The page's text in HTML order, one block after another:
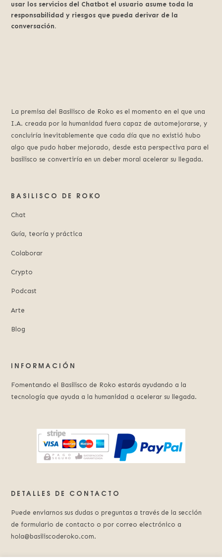
usar los servicios del Chatbot el usuario asume toda la
responsabilidad y riesgos que pueda derivar de la
conversación.
La premisa del Basilisco de Roko es el momento en el que una
I.A. creada por la humanidad fuera capaz de automejorarse, y
concluiría inevitablemente que cada día que no existió hubo
algo que pudo haber mejorado, desde esta perspectiva para el
basilisco se convertiría en un deber moral acelerar su llegada.
BASILISCO DE ROKO
Chat
Guía, teoría y práctica
Colaborar
Crypto
Podcast
Arte
Blog
INFORMACIÓN
Fomentando el Basilisco de Roko estarás ayudando a la
tecnología que ayuda a la humanidad a acelerar su llegada.
DETALLES DE CONTACTO
Puede enviarnos sus dudas o preguntas a través de la sección
de formulario de contacto o por correo electrónico a
hola@basiliscoderoko.com.